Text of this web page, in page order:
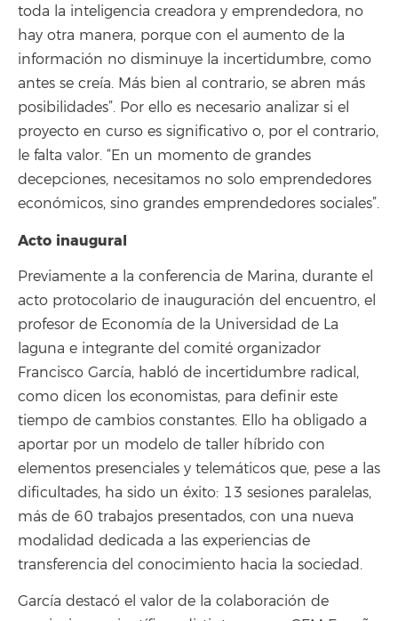
toda la inteligencia creadora y emprendedora, no
hay otra manera, porque con el aumento de la
información no disminuye la incertidumbre, como
antes se creía. Más bien al contrario, se abren más
posibilidades”. Por ello es necesario analizar si el
proyecto en curso es significativo o, por el contrario,
le falta valor. “En un momento de grandes
decepciones, necesitamos no solo emprendedores
económicos, sino grandes emprendedores sociales”.
Acto inaugural
Previamente a la conferencia de Marina, durante el
acto protocolario de inauguración del encuentro, el
profesor de Economía de la Universidad de La
laguna e integrante del comité organizador
Francisco García, habló de incertidumbre radical,
como dicen los economistas, para definir este
tiempo de cambios constantes. Ello ha obligado a
aportar por un modelo de taller híbrido con
elementos presenciales y telemáticos que, pese a las
dificultades, ha sido un éxito: 13 sesiones paralelas,
más de 60 trabajos presentados, con una nueva
modalidad dedicada a las experiencias de
transferencia del conocimiento hacia la sociedad.
García destacó el valor de la colaboración de